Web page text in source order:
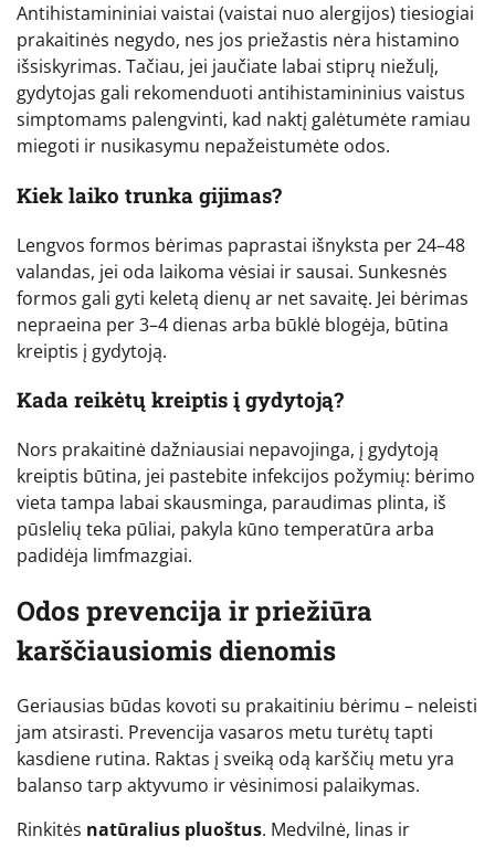
Antihistamininiai vaistai (vaistai nuo alergijos) tiesiogiai
prakaitinės negydo, nes jos priežastis nėra histamino
išsiskyrimas. Tačiau, jei jaučiate labai stiprų niežulį,
gydytojas gali rekomenduoti antihistamininius vaistus
simptomams palengvinti, kad naktį galėtumėte ramiau
miegoti ir nusikasymu nepažeistumėte odos.
Kiek laiko trunka gijimas?
Lengvos formos bėrimas paprastai išnyksta per 24–48
valandas, jei oda laikoma vėsiai ir sausai. Sunkesnės
formos gali gyti keletą dienų ar net savaitę. Jei bėrimas
nepraeina per 3–4 dienas arba būklė blogėja, būtina
kreiptis į gydytoją.
Kada reikėtų kreiptis į gydytoją?
Nors prakaitinė dažniausiai nepavojinga, į gydytoją
kreiptis būtina, jei pastebite infekcijos požymių: bėrimo
vieta tampa labai skausminga, paraudimas plinta, iš
pūslelių teka pūliai, pakyla kūno temperatūra arba
padidėja limfmazgiai.
Odos prevencija ir priežiūra
karščiausiomis dienomis
Geriausias būdas kovoti su prakaitiniu bėrimu – neleisti
jam atsirasti. Prevencija vasaros metu turėtų tapti
kasdiene rutina. Raktas į sveiką odą karščių metu yra
balanso tarp aktyvumo ir vėsinimosi palaikymas.
Rinkitės natūralius pluoštus. Medvilnė, linas ir